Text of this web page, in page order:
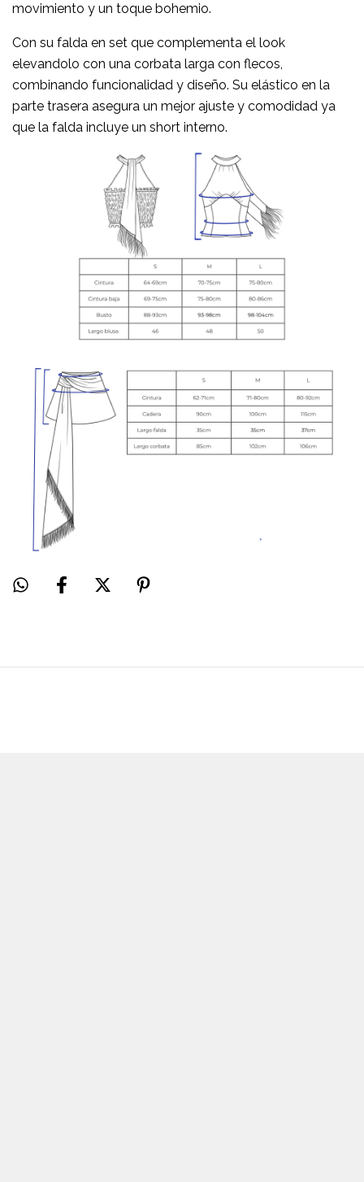
movimiento y un toque bohemio.
Con su falda en set que complementa el look
elevandolo con una corbata larga con flecos,
combinando funcionalidad y diseño. Su elástico en la
parte trasera asegura un mejor ajuste y comodidad ya
que la falda incluye un short interno.